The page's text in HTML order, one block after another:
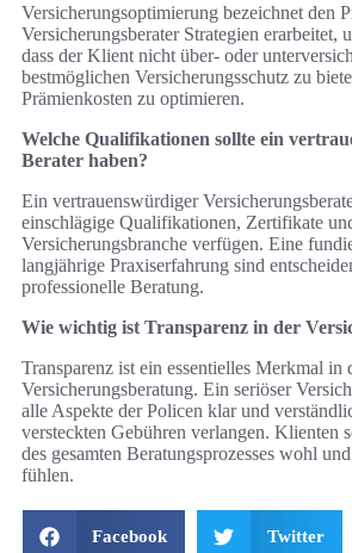
Versicherungsoptimierung bezeichnet den
Versicherungsberater Strategien erarbeitet,
dass der Klient nicht über- oder
bestmöglichen Versicherungsschutz zu
Prämienkosten zu optimieren.
Welche Qualifikationen sollte ein
Berater haben?
Ein vertrauenswürdiger
einschlägige Qualifikationen, Zertifikate
Versicherungsbranche verfügen. Eine
langjährige Praxiserfahrung sind
professionelle Beratung.
Wie wichtig ist Transparenz in der
Transparenz ist ein essentielles Merkmal in
Versicherungsberatung. Ein seriöser
alle Aspekte der Policen klar und
versteckten Gebühren verlangen. Klienten
des gesamten Beratungsprozesses wohl
fühlen.
Facebook Twitter